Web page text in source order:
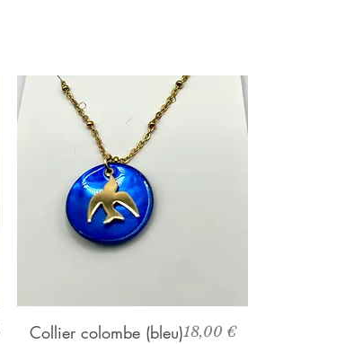
Aperçu rapide
Collier colombe (bleu)Prix
18,00 €